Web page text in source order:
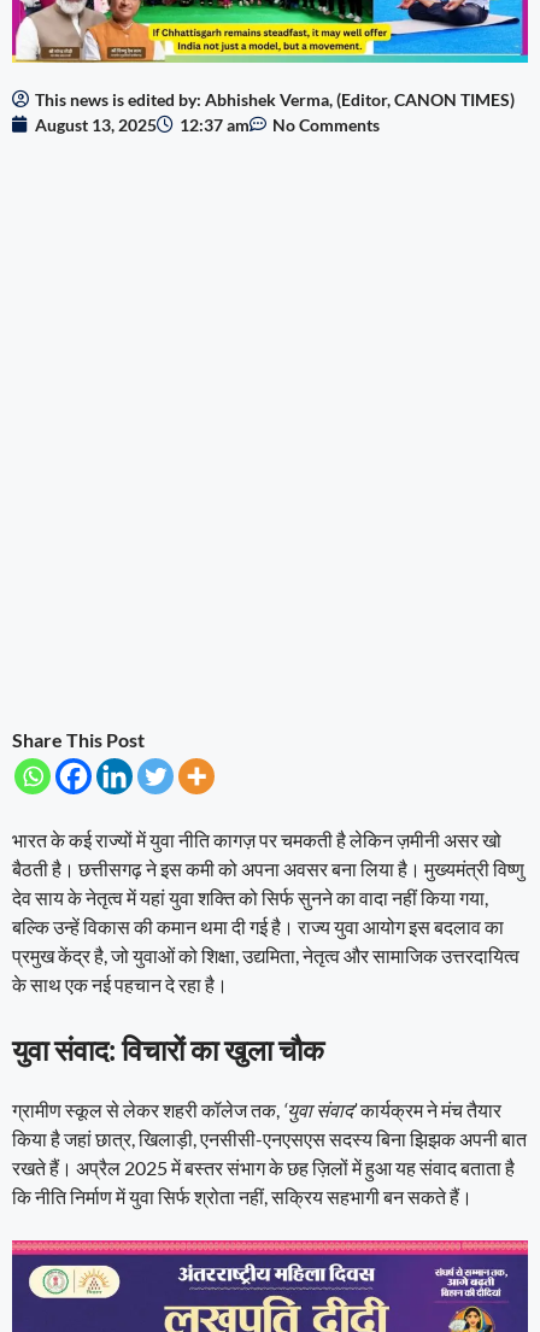
This news is edited by: Abhishek Verma, (Editor, CANON TIMES)
August 13, 2025
12:37 am No Comments
Share This Post
भारत के कई राज्यों में युवा नीति कागज़ पर चमकती है लेकिन ज़मीनी असर खो
बैठती है। छत्तीसगढ़ ने इस कमी को अपना अवसर बना लिया है। मुख्यमंत्री विष्णु
देव साय के नेतृत्व में यहां युवा शक्ति को सिर्फ सुनने का वादा नहीं किया गया,
बल्कि उन्हें विकास की कमान थमा दी गई है। राज्य युवा आयोग इस बदलाव का
प्रमुख केंद्र है, जो युवाओं को शिक्षा, उद्यमिता, नेतृत्व और सामाजिक उत्तरदायित्व
के साथ एक नई पहचान दे रहा है।
युवा संवाद: विचारों का खुला चौक
ग्रामीण स्कूल से लेकर शहरी कॉलेज तक, ‘युवा संवाद’कार्यक्रम ने मंच तैयार
किया है जहां छात्र, खिलाड़ी, एनसीसी-एनएसएस सदस्य बिना झिझक अपनी बात
रखते हैं। अप्रैल 2025 में बस्तर संभाग के छह ज़िलों में हुआ यह संवाद बताता है
कि नीति निर्माण में युवा सिर्फ श्रोता नहीं, सक्रिय सहभागी बन सकते हैं।